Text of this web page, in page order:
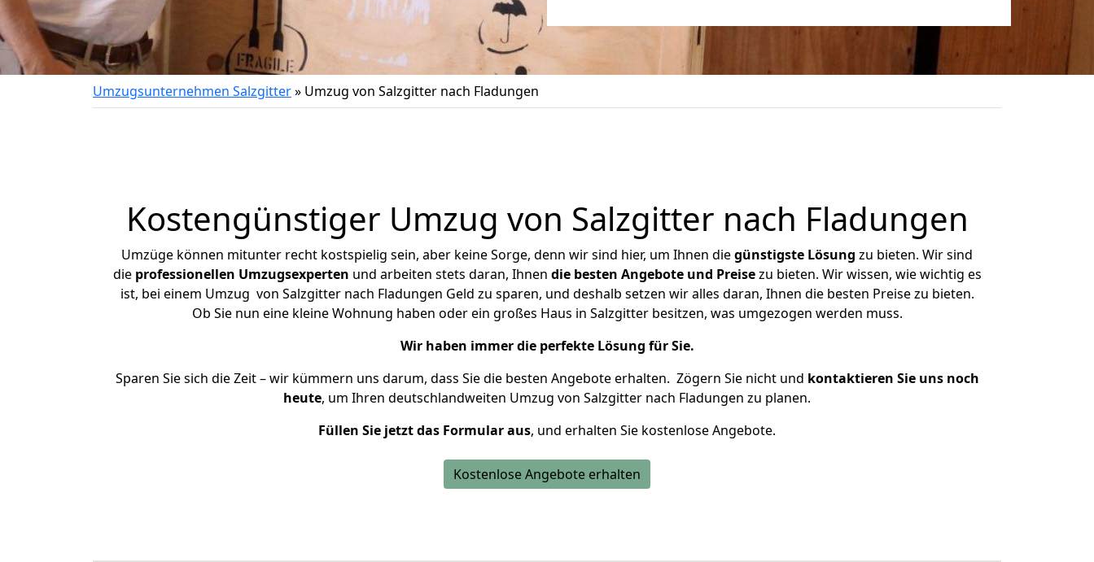
Umzugsunternehmen Salzgitter» Umzug von Salzgitter nach Fladungen
Kostengünstiger Umzug von Salzgitter nach Fladungen
Umzüge können mitunter recht kostspielig sein, aber keine Sorge, denn wir sind hier, um Ihnen diegünstigste Lösung zu bieten. Wir sind
die professionellen Umzugsexperten und arbeiten stets daran, Ihnen die besten Angebote und Preisezu bieten. Wir wissen, wie wichtig es
ist, bei einem Umzug von Salzgitter nach Fladungen Geld zu sparen, und deshalb setzen wir alles daran, Ihnen die besten Preise zu bieten.
Ob Sie nun eine kleine Wohnung haben oder ein großes Haus in Salzgitter besitzen, was umgezogen werden muss.
Wir haben immer die perfekte Lösung für Sie.
Sparen Sie sich die Zeit – wir kümmern uns darum, dass Sie die besten Angebote erhalten. Zögern Sie nicht und kontaktieren Sie uns noch
heute, um Ihren deutschlandweiten Umzug von Salzgitter nach Fladungen zu planen.
Füllen Sie jetzt das Formular aus, und erhalten Sie kostenlose Angebote.
Kostenlose Angebote erhalten